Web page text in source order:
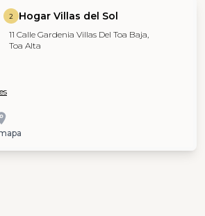
2 Hogar Villas del Sol
11 Calle Gardenia Villas Del Toa Baja,
Toa Alta